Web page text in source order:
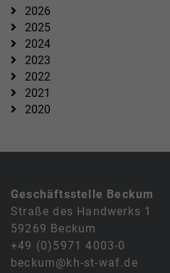
2026
2025
2024
2023
2022
2021
2020
Geschäftsstelle Beckum
Straße des Handwerks 1
59269 Beckum
+49 (0)5971 4003-0
beckum@kh-st-waf.de